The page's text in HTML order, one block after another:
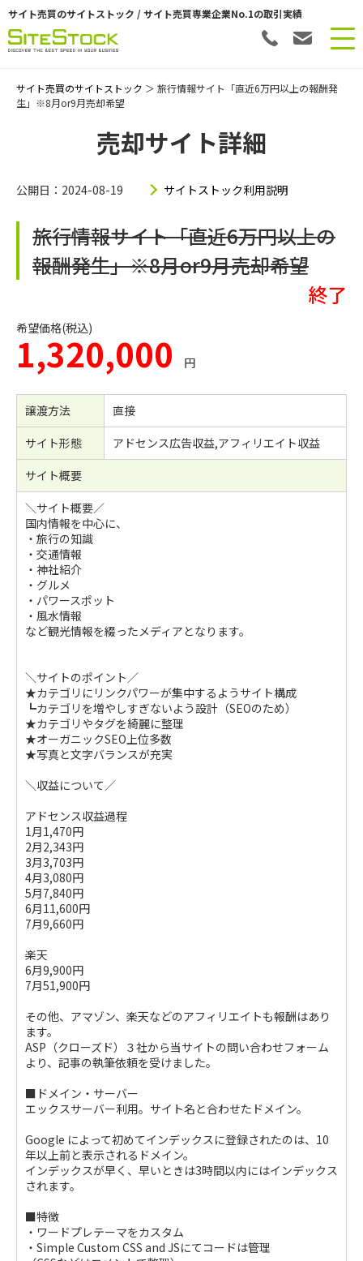
サイト売買のサイトストック / サイト売買専業企業No.1の取引実績
サイト売買のサイトストック ＞ 旅行情報サイト「直近6万円以上の報酬発
生」※8月or9月売却希望
売却サイト詳細
公開日：2024-08-19 サイトストック利用説明
旅行情報サイト「直近6万円以上の
報酬発生」※8月or9月売却希望
終了
希望価格(税込)
1,320,000 円
譲渡方法
直接
サイト形態
アドセンス広告収益,アフィリエイト収益
サイト概要
＼サイト概要／
国内情報を中心に、
・旅行の知識
・交通情報
・神社紹介
・グルメ
・パワースポット
・風水情報
など観光情報を綴ったメディアとなります。
＼サイトのポイント／
★カテゴリにリンクパワーが集中するようサイト構成
┗カテゴリを増やしすぎないよう設計（SEOのため）
★カテゴリやタグを綺麗に整理
★オーガニックSEO上位多数
★写真と文字バランスが充実
＼収益について／
アドセンス収益過程
1月1,470円
2月2,343円
3月3,703円
4月3,080円
5月7,840円
6月11,600円
7月9,660円
楽天
6月9,900円
7月51,900円
その他、アマゾン、楽天などのアフィリエイトも報酬はあり
ます。
ASP（クローズド）３社から当サイトの問い合わせフォーム
より、記事の執筆依頼を受けました。
■ドメイン・サーバー
エックスサーバー利用。サイト名と合わせたドメイン。
Google によって初めてインデックスに登録されたのは、10
年以上前と表示されるドメイン。
インデックスが早く、早いときは3時間以内にはインデックス
されます。
■特徴
・ワードプレテーマをカスタム
・Simple Custom CSS and JSにてコードは管理